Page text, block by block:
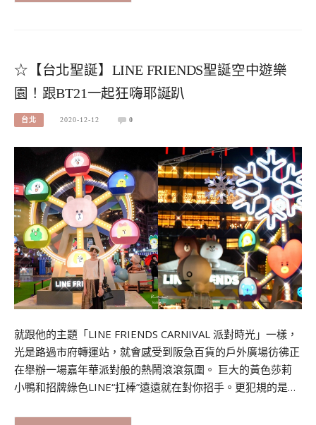
☆【台北聖誕】LINE FRIENDS聖誕空中遊樂
園！跟BT21一起狂嗨耶誕趴
台北 2020-12-12 0
就跟他的主題「LINE FRIENDS CARNIVAL 派對時光」一樣，
光是路過市府轉運站，就會感受到阪急百貨的戶外廣場彷彿正
在舉辦一場嘉年華派對般的熱鬧滾滾氛圍。 巨大的黃色莎莉
小鴨和招牌綠色LINE“扛棒”遠遠就在對你招手。更犯規的是…